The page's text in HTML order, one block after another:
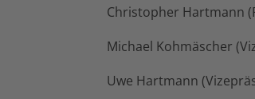
Christopher Hartmann
Michael Kohmäscher
Uwe Hartmann